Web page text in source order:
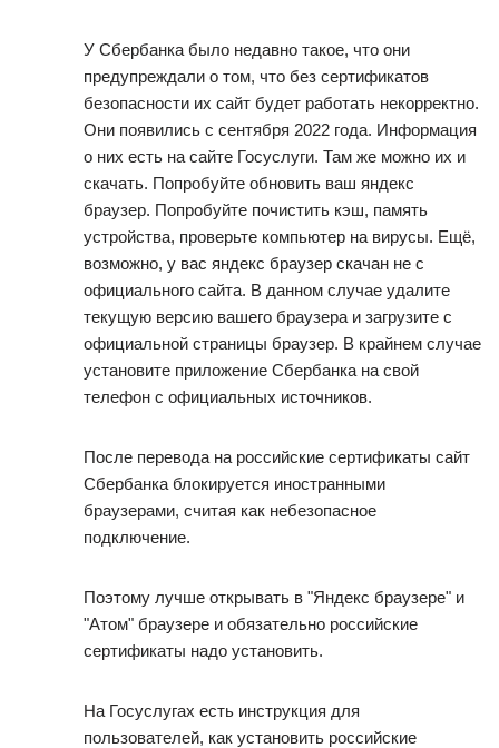
У Сбербанка было недавно такое, что они
предупреждали о том, что без сертификатов
безопасности их сайт будет работать некорректно.
Они появились с сентября 2022 года. Информация
о них есть на сайте Госуслуги. Там же можно их и
скачать. Попробуйте обновить ваш яндекс
браузер. Попробуйте почистить кэш, память
устройства, проверьте компьютер на вирусы. Ещё,
возможно, у вас яндекс браузер скачан не с
официального сайта. В данном случае удалите
текущую версию вашего браузера и загрузите с
официальной страницы браузер. В крайнем случае
установите приложение Сбербанка на свой
телефон с официальных источников.
После перевода на российские сертификаты сайт
Сбербанка блокируется иностранными
браузерами, считая как небезопасное
подключение.
Поэтому лучше открывать в "Яндекс браузере" и
"Атом" браузере и обязательно российские
сертификаты надо установить.
На Госуслугах есть инструкция для
пользователей, как установить российские